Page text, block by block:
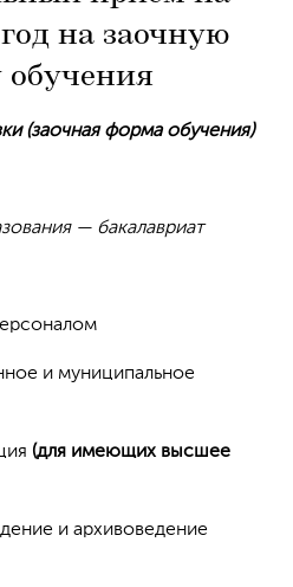
на заочную
(заочная форма обучения)
— бакалавриат
и муниципальное
(для имеющих высшее
и архивоведение